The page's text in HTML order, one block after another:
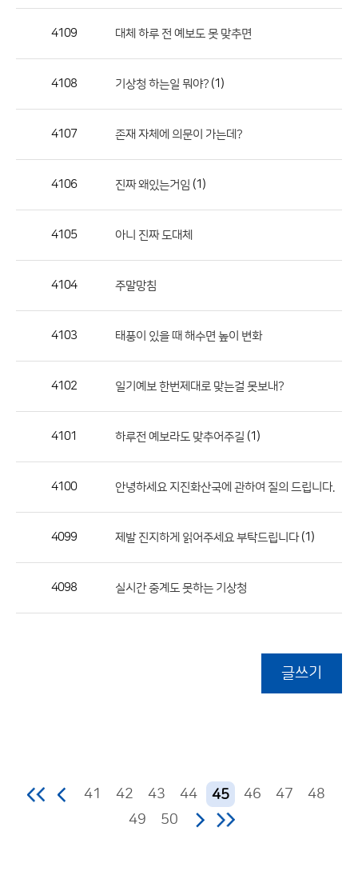
호,
록
공
4109 대체 하루 전 예보도 못 맞추면
4108 기상청 하는일 뭐야? (1)
4107 존재 자체에 의문이 가는데?
4106 진짜 왜있는거임 (1)
4105 아니 진짜 도대체
4104 주말망침
4103 태풍이 있을 때 해수면 높이 변화
4102 일기예보 한번제대로 맞는걸 못보내?
4101 하루전 예보라도 맞추어주길 (1)
4100 안녕하세요 지진화산국에 관하여 질의 드립니다.
4099 제발 진지하게 읽어주세요 부탁드립니다(1)
4098 실시간 중계도 못하는 기상청
글쓰기
41 42 43 44 45 46 47
48
49
50